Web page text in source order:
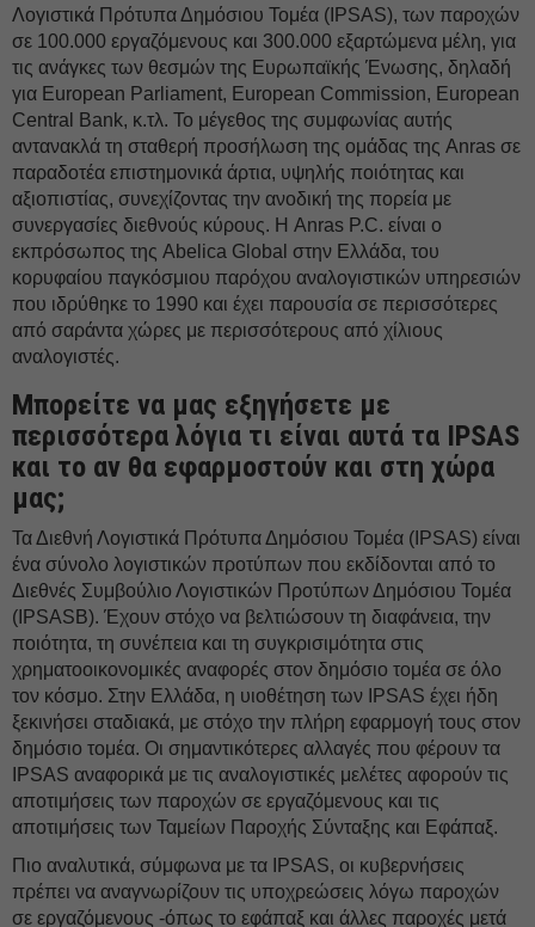
Λογιστικά Πρότυπα Δημόσιου Τομέα (IPSAS), των παροχών
σε 100.000 εργαζόμενους και 300.000 εξαρτώμενα μέλη, για
τις ανάγκες των θεσμών της Ευρωπαϊκής Ένωσης, δηλαδή
για European Parliament, European Commission, European
Central Bank, κ.τλ. Το μέγεθος της συμφωνίας αυτής
αντανακλά τη σταθερή προσήλωση της ομάδας της Anras σε
παραδοτέα επιστημονικά άρτια, υψηλής ποιότητας και
αξιοπιστίας, συνεχίζοντας την ανοδική της πορεία με
συνεργασίες διεθνούς κύρους. Η Anras P.C. είναι ο
εκπρόσωπος της Abelica Global στην Ελλάδα, του
κορυφαίου παγκόσμιου παρόχου αναλογιστικών υπηρεσιών
που ιδρύθηκε το 1990 και έχει παρουσία σε περισσότερες
από σαράντα χώρες με περισσότερους από χίλιους
αναλογιστές.
Μπορείτε να μας εξηγήσετε με
περισσότερα λόγια τι είναι αυτά τα IPSAS
και το αν θα εφαρμοστούν και στη χώρα
μας;
Τα Διεθνή Λογιστικά Πρότυπα Δημόσιου Τομέα (IPSAS) είναι
ένα σύνολο λογιστικών προτύπων που εκδίδονται από το
Διεθνές Συμβούλιο Λογιστικών Προτύπων Δημόσιου Τομέα
(IPSASB). Έχουν στόχο να βελτιώσουν τη διαφάνεια, την
ποιότητα, τη συνέπεια και τη συγκρισιμότητα στις
χρηματοοικονομικές αναφορές στον δημόσιο τομέα σε όλο
τον κόσμο. Στην Ελλάδα, η υιοθέτηση των IPSAS έχει ήδη
ξεκινήσει σταδιακά, με στόχο την πλήρη εφαρμογή τους στον
δημόσιο τομέα. Οι σημαντικότερες αλλαγές που φέρουν τα
IPSAS αναφορικά με τις αναλογιστικές μελέτες αφορούν τις
αποτιμήσεις των παροχών σε εργαζόμενους και τις
αποτιμήσεις των Ταμείων Παροχής Σύνταξης και Εφάπαξ.
Πιο αναλυτικά, σύμφωνα με τα IPSAS, οι κυβερνήσεις
πρέπει να αναγνωρίζουν τις υποχρεώσεις λόγω παροχών
σε εργαζόμενους -όπως το εφάπαξ και άλλες παροχές μετά